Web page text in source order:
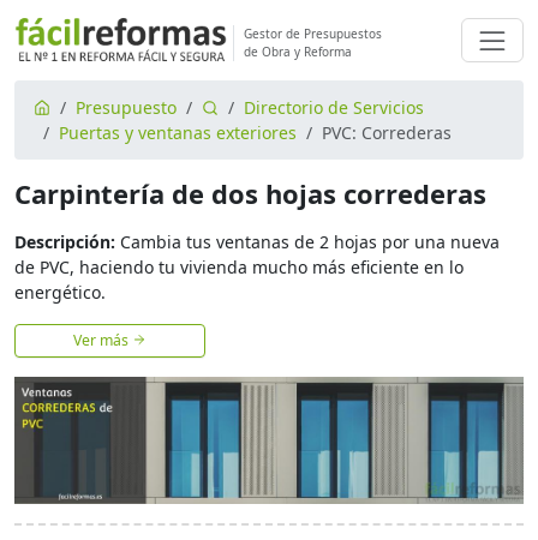
Gestor de Presupuestos
de Obra y Reforma
Presupuesto
Directorio de Servicios
Puertas y ventanas exteriores
PVC: Correderas
Carpintería de dos hojas correderas
Descripción: Cambia tus ventanas de 2 hojas por una nueva
de PVC, haciendo tu vivienda mucho más eficiente en lo
energético.
Ver más